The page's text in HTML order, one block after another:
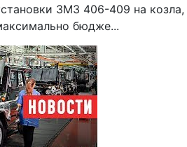
ЗМЗ 406-409 на козла,
бюдже...